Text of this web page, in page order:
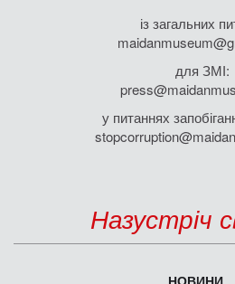
із загальних
для ЗМІ:
у питаннях
Назустріч
НОВИНИ